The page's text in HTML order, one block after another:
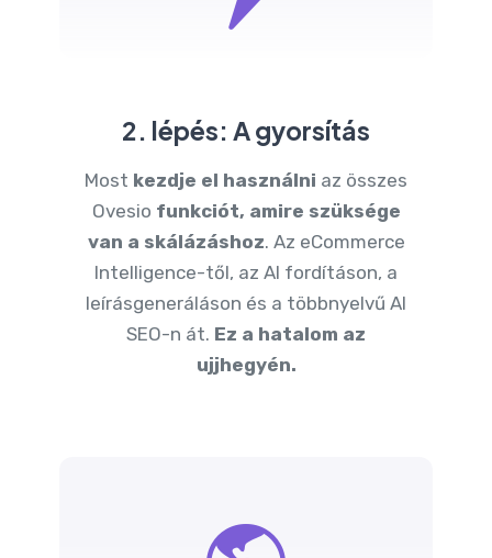
2. lépés: A gyorsítás
Most kezdje el használni az összes
Ovesio funkciót, amire szüksége
van a skálázáshoz. Az eCommerce
Intelligence-től, az AI fordításon, a
leírásgeneráláson és a többnyelvű AI
SEO-n át. Ez a hatalom az
ujjhegyén.